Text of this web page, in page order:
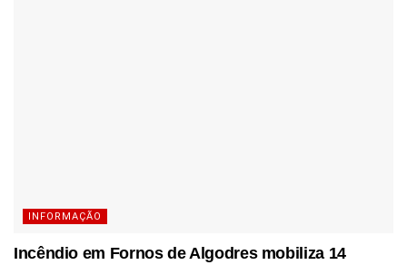
INFORMAÇÃO
Incêndio em Fornos de Algodres mobiliza 14